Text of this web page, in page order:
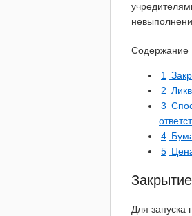
Содержание
1
2
3
4
5
Для запуска